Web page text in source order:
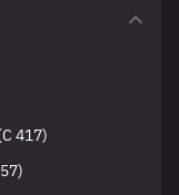
417)